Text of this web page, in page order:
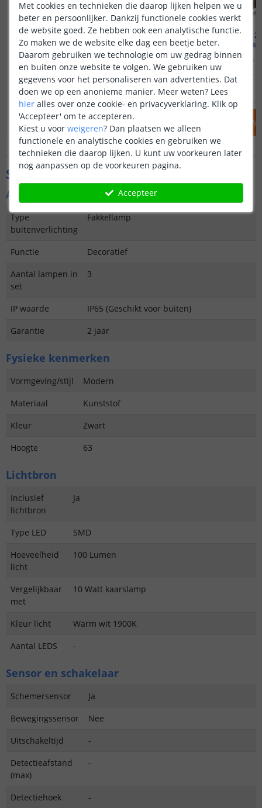
Solarlamp Fakkel
Met bewegende vlam
(441 reviews)
OP VOORRAAD 19,95
IN WINKELWAGEN
Voordeelset
OP VOORRAAD
IN
Specificaties
Algemene kenmerken
Type
buitenverlichting
Fakkellamp
Functie
Decoratief
Aantal lampen in
set
3
IP waarde
IP65 (Geschikt voor buiten)
Garantie
2 jaar
Fysieke kenmerken
Vormgeving/stijl
Modern
Materiaal
Kunststof
Kleur
Zwart
Hoogte
63
Lichtbron
Inclusief
lichtbron
Ja
Type LED
SMD
Hoeveelheid
licht
100 Lumen
Vergelijkbaar
met
10 Watt kaarslamp
Kleur licht
Warm wit 1900K
Aantal LEDS
-
Sensor en schakelaar
Schemersensor
Ja
Bewegingssensor
Nee
Uitschakeltijd
-
Detectieafstand
(max)
-
Detectiehoek
-
Met cookies en technieken die daarop lijken helpen we u
beter en persoonlijker. Dankzij functionele cookies werkt
de website goed. Ze hebben ook een analytische functie.
Zo maken we de website elke dag een beetje beter.
Daarom gebruiken we technologie om uw gedrag binnen
en buiten onze website te volgen. We gebruiken uw
gegevens voor het personaliseren van advertenties. Dat
doen we op een anonieme manier. Meer weten? Lees
hier alles over onze cookie- en privacyverklaring. Klik op
'Accepteer' om te accepteren.
Kiest u voor weigeren? Dan plaatsen we alleen
functionele en analytische cookies en gebruiken we
technieken die daarop lijken. U kunt uw voorkeuren later
nog aanpassen op de voorkeuren pagina.
Accepteer